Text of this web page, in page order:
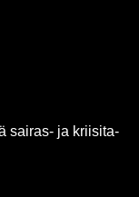
sairas-​ ja krii­si­ta­